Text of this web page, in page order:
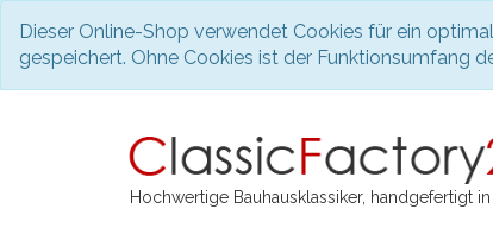
Dieser Online-Shop verwendet Cookies für ein
gespeichert. Ohne Cookies ist der Funktionsumfang
Hochwertige Bauhausklassiker, handgefertigt in